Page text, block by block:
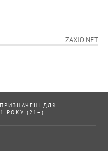
ZAXID.NET
ДЛЯ
РОКУ (21+)